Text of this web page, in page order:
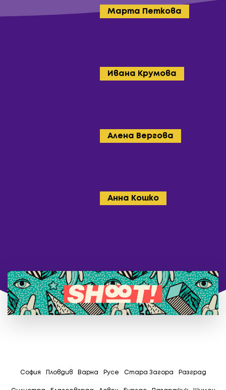
Марта Петкова
Ивана Крумова
Алена Вергова
Анна Кошко
София Пловдив Варна Русе Стара Загора Разград